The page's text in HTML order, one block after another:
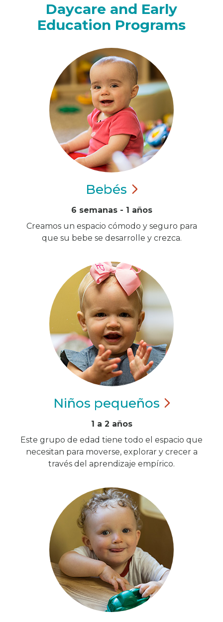
Daycare and Early
Education Programs
Bebés
6 semanas - 1 años
Creamos un espacio cómodo y seguro para
que su bebe se desarrolle y crezca.
Niños pequeños
1 a 2 años
Este grupo de edad tiene todo el espacio que
necesitan para moverse, explorar y crecer a
través del aprendizaje empírico.